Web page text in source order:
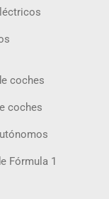
coches
coches
Fórmula 1